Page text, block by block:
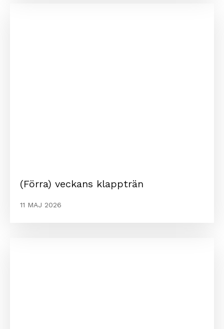
(Förra) veckans klappträn
11 MAJ 2026